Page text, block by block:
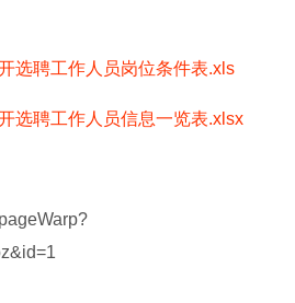
选聘工作人员岗位条件表.xls
选聘工作人员信息一览表.xlsx